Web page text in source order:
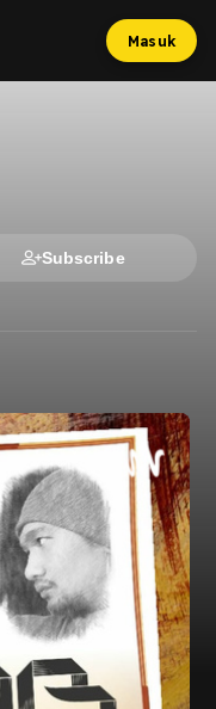
Masuk
Subscribe